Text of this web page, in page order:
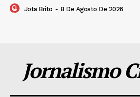
Jota Brito - 8 De Agosto De 2026
Jornalismo